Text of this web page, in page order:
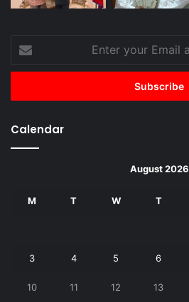
your
Email
Calendar
August 2026
M T W T
3 4 5 6
10 11 12 13